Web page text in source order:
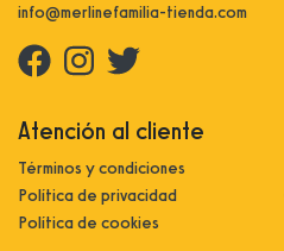
info@merlinefamilia-tienda.com
Atención al cliente
Términos y condiciones
Política de privacidad
Política de cookies